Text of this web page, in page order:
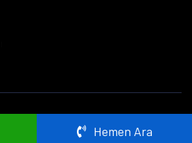
Hemen Ara